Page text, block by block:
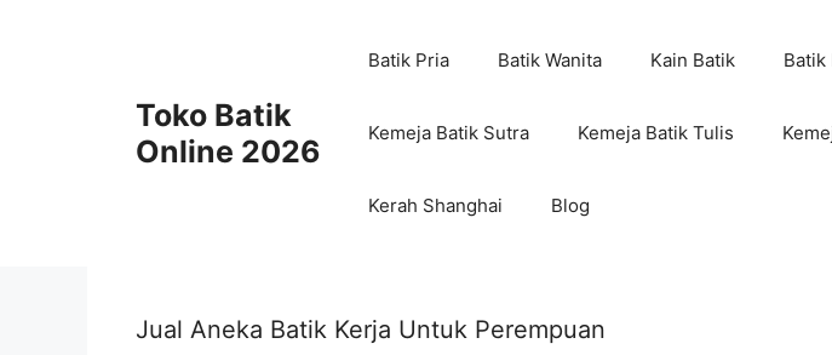
Toko Batik
Online 2026
Batik Pria Batik Wanita Kain Batik Batik
Kemeja Batik Sutra Kemeja Batik Tulis
Kerah Shanghai Blog
Jual Aneka Batik Kerja Untuk Perempuan